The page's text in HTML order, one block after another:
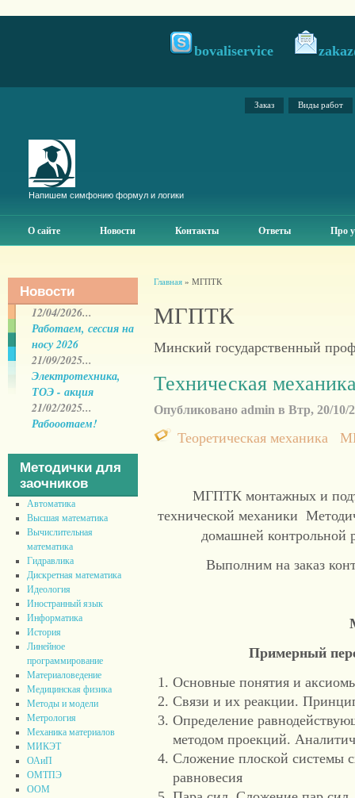
bovaliservice
Заказ Виды работ
Напишем симфонию формул и логики
О сайте Новости Контакты Ответы Про
Новости
12/04/2026...
Работаем, сессия на
носу 2026
21/09/2025...
Электротехника,
ТОЭ - акция
21/02/2025...
Рабооотаем!
Методички для
заочников
Автоматика
Высшая математика
Вычислительная
математика
Гидравлика
Дискретная математика
Идеология
Иностранный язык
Информатика
История
Линейное
программирование
Материаловедение
Медицинская физика
Методы и модели
Метрология
Механика материалов
МИКЭТ
ОАиП
ОМТПЭ
ООМ
Главная» МГПТК
МГПТК
Минский государственный
Техническая
Опубликовано admin в Втр, 20/10/
Теоретическая механика
МГПТК монтажных и
технической механики
домашней контрольной
Выполним на заказ
Примерный
Основные понятия и
Связи и их реакции.
Определение
методом проекций.
Сложение плоской системы
равновесия